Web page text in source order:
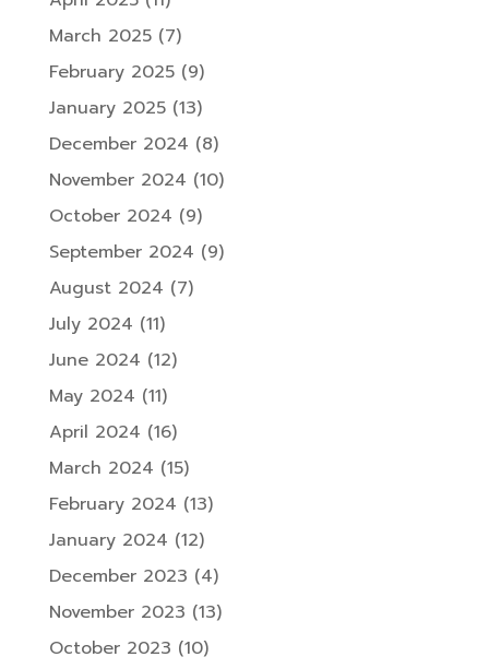
March 2025(7)
February 2025(9)
January 2025(13)
December 2024 (8)
November 2024 (10)
October 2024 (9)
September 2024 (9)
August 2024 (7)
July 2024 (11)
June 2024 (12)
May 2024 (11)
April 2024 (16)
March 2024 (15)
February 2024 (13)
January 2024 (12)
December 2023 (4)
November 2023 (13)
October 2023 (10)